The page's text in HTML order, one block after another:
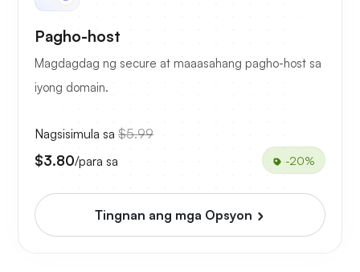
Pagho-host
Magdagdag ng secure at maaasahang pagho-host sa
iyong domain.
Nagsisimula sa $5.99
$3.80/para sa -20%
Tingnan ang mga Opsyon